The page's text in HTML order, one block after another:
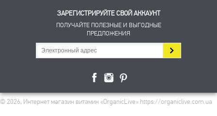
© 2026, Интернет магазин витамин «OrganicLive» https://organiclive.com.ua
ЗАРЕГИСТРИРУЙТЕ СВОЙ АККАУНТ
ПОЛУЧАЙТЕ ПОЛЕЗНЫЕ И ВЫГОДНЫЕ
ПРЕДЛОЖЕНИЯ